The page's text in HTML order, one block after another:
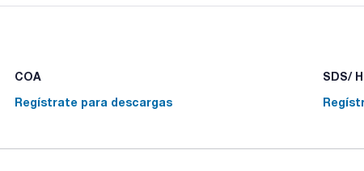
COA
Regístrate para descargas
SDS/